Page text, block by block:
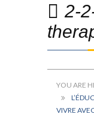
2-
VIVRE